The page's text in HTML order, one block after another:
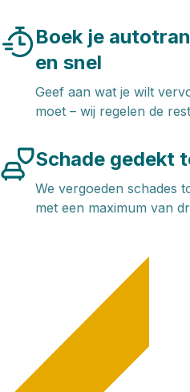
Boek je
en snel
Geef aan wat je wilt
moet – wij regelen de
Schade gedekt
We vergoeden schades
met een maximum van